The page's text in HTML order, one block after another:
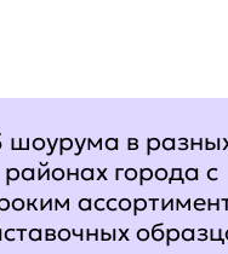
шоурума в
районах города с